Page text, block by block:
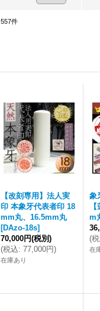
557件
【改刻専用】法人実
印 本象牙代表者印 18
mm丸、16.5mm丸
[DAzo-18s]
70,000円(税別)
(税込: 77,000円)
在庫あり
象
m
(
在